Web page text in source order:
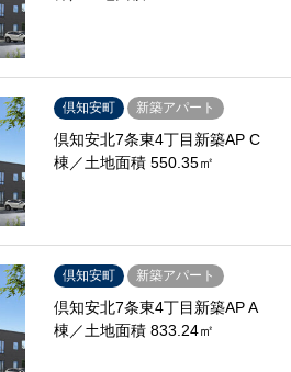
倶知安町 新築アパート
倶知安北7条東4丁目新築AP C
棟／土地面積 550.35㎡
倶知安町 新築アパート
倶知安北7条東4丁目新築AP A
棟／土地面積 833.24㎡